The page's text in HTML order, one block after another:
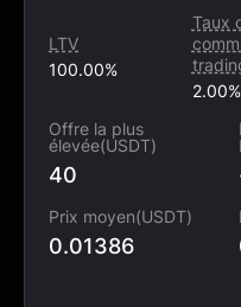
seraient autrement trop
(réseau principal). Il
des applications
réduits et à des vitesses
LTV
100.00%
Taux
2.00%
Offre la plus
élevée(USDT)
40
Prix moyen(USDT)
0.01386